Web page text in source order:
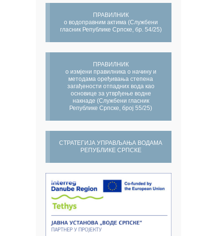
ПРАВИЛНИК
о водоправним актима (Службени
гласник Републике Српске, бр. 54/25)
ПРАВИЛНИК
о измјени правилника о начину и
методама оређивања степена
загађености отпадних вода као
основице за утврђење водне
накнаде (Службени гласник
Републике Српске, број 55/25)
СТРАТЕГИЈА УПРАВЉАЊА ВОДАМА
РЕПУБЛИКЕ СРПСКЕ